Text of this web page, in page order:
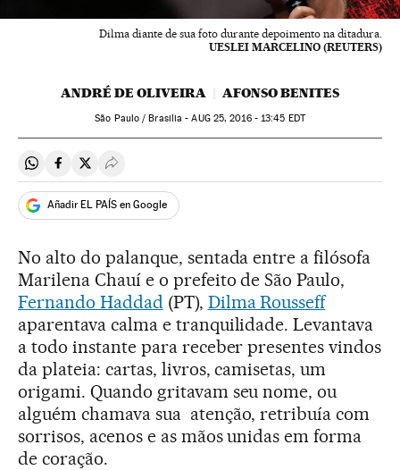
Dilma diante de sua foto durante depoimento na ditadura.
UESLEI MARCELINO (REUTERS)
ANDRÉ DE OLIVEIRA AFONSO BENITES
São Paulo / Brasilia -AUG25, 2016 - 13:45 EDT
Compartir en Whatsapp
Compartir en Facebook
Compartir en Twitter
Desplegar Redes Sociales
Añadir EL PAÍS en Google
No alto do palanque, sentada entre a filósofa
Marilena Chauí e o prefeito de São Paulo,
Fernando Haddad(PT), Dilma Rousseff
aparentava calma e tranquilidade. Levantava
a todo instante para receber presentes vindos
da plateia: cartas, livros, camisetas, um
origami. Quando gritavam seu nome, ou
alguém chamava sua atenção, retribuía com
sorrisos, acenos e as mãos unidas em forma
de coração.